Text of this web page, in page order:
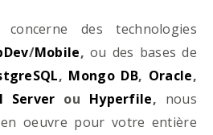
des technologies
/Mobile, ou des bases de
, Mongo DB, Oracle,
Server ou Hyperfile, nous
oeuvre pour votre entière